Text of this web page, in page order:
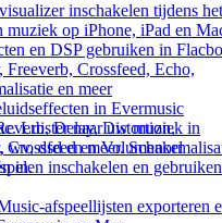
inschakelen tijdens het
muziek op iPhone, iPad en
en DSP gebruiken in
Freeverb, Crossfeed, Echo,
en meer
in Evermusic
Delay, Distortion,
Crossfeed en
inschakelen en
afspeellijsten exporteren
Luister naar uw muziek in
wv, dsd en meer. Schakel
in.